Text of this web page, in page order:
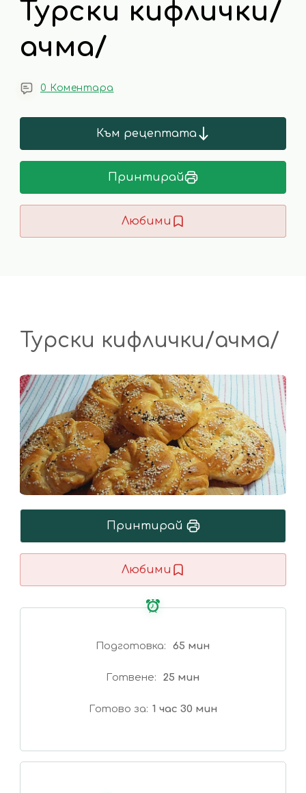
Турски кифлички/
ачма/
0 Коментара
Към рецептата
Принтирай
Любими
Турски кифлички/ачма/
Принтирай
Любими
Подготовка 65 мин
Готвене 25 мин
Готово за 1 час 30 мин